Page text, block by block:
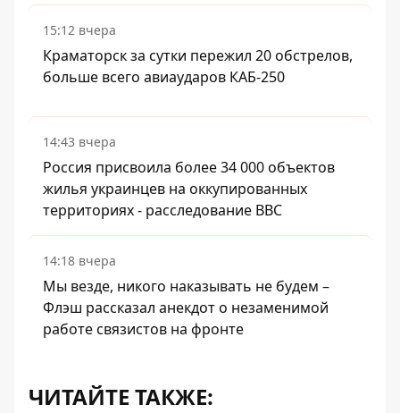
15:12 вчера
Краматорск за сутки пережил 20 обстрелов,
больше всего авиаударов КАБ-250
14:43 вчера
Россия присвоила более 34 000 объектов
жилья украинцев на оккупированных
территориях - расследование BBC
14:18 вчера
Мы везде, никого наказывать не будем –
Флэш рассказал анекдот о незаменимой
работе связистов на фронте
ЧИТАЙТЕ ТАКЖЕ: